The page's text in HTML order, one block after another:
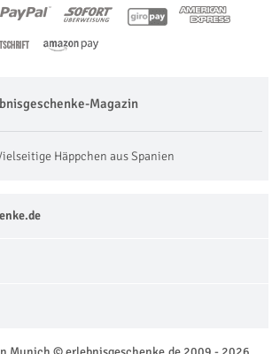
Magazin
Häppchen aus Spanien